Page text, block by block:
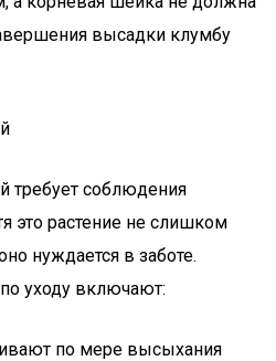
высадки клумбу
требует соблюдения
это растение не слишком
нуждается в заботе.
уходу включают:
по мере высыхания